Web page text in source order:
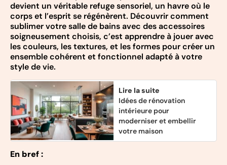
devient un véritable refuge sensoriel, un havre où le
corps et l’esprit se régénèrent. Découvrir comment
sublimer votre salle de bains avec des accessoires
soigneusement choisis, c’est apprendre à jouer avec
les couleurs, les textures, et les formes pour créer un
ensemble cohérent et fonctionnel adapté à votre
style de vie.
Lire la suite
Idées de rénovation
intérieure pour
moderniser et embellir
votre maison
En bref :